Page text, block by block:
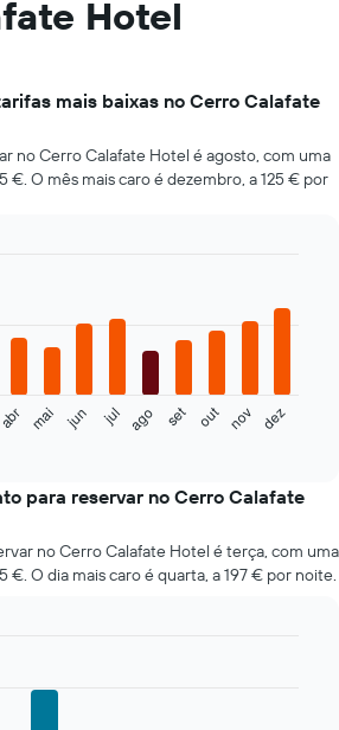
Hotel
mais baixas no Cerro Calafate
no Cerro Calafate Hotel é agosto, com uma
€. O mês mais caro é dezembro, a 125 € por
abr mai jun jul ago set out nov dez
para reservar no Cerro Calafate
no Cerro Calafate Hotel é terça, com uma
O dia mais caro é quarta, a 197 € por noite.